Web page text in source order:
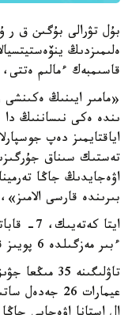
بۇل تۋرالى بۇگىن ق ر
ەلىمىزدىڭ
قاسىمبەك ءمالىم
ىندە ەكى نىساننىڭ
اياقتايمىز دەپ
تەستىك سىناق
اۋەجايدىڭ جاڭا
بىرىندە قارسى
ايتا
ءبىر مەزگىلدە 6 پويىز قاتارىنان كىرە الادى.
تاۋلىگىنە